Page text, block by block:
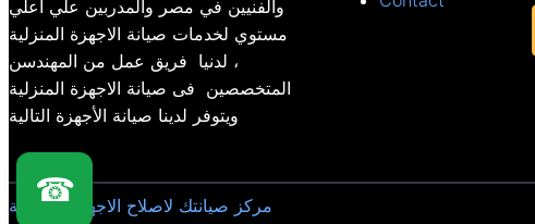
والفنيين في مصر والمدربين علي اعلي
مستوي لخدمات صيانة الاجهزة المنزلية
، لدنيا فريق عمل من المهندسن
المتخصصين فى صيانة الاجهزة المنزلية
ويتوفر لدينا صيانة الأجهزة التالية
مركز صيانتك لاصلاح الاجهزة المنزلية
☎